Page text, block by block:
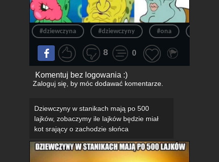
#dziewczyna #dziewczyny #ona
8 0
Komentuj bez logowania :)
Zaloguj się, by móc dodawać komentarze.
Dziewczyny w stanikach mają po 500
lajków, zobaczymy ile lajków będzie miał
kot srający o zachodzie słońca